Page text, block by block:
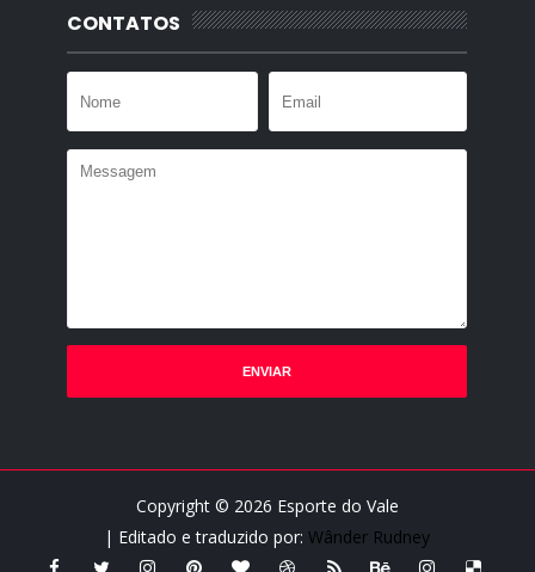
CONTATOS
Copyright © 2026 Esporte do Vale
| Editado e traduzido por:Wânder Rudney